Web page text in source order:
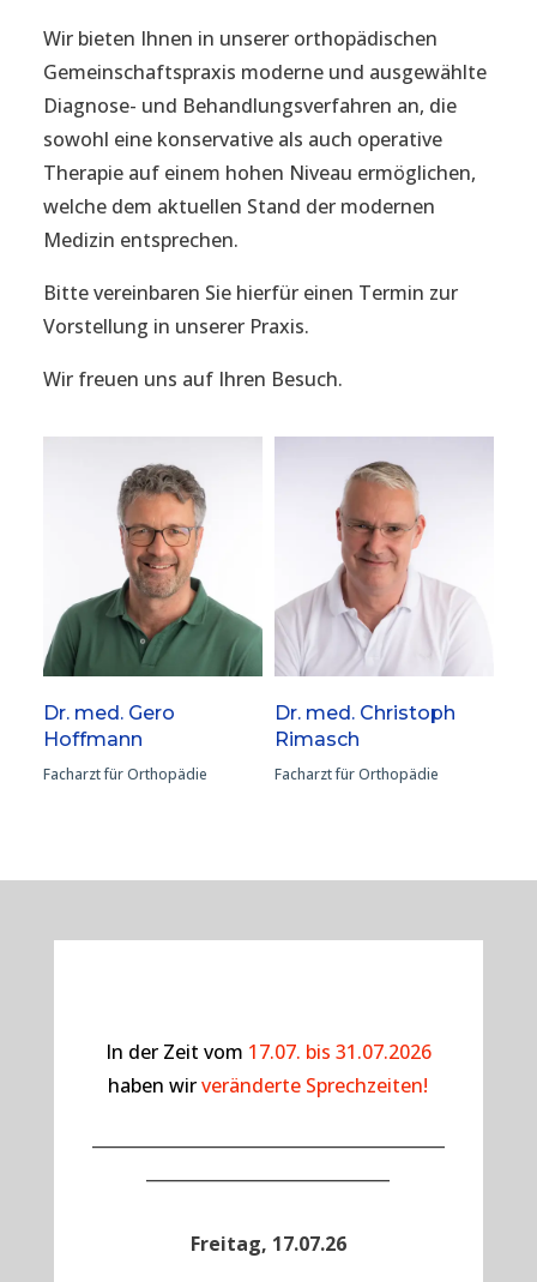
Wir bieten Ihnen in unserer orthopädischen
Gemeinschaftspraxis moderne und ausgewählte
Diagnose- und Behandlungsverfahren an, die
sowohl eine konservative als auch operative
Therapie auf einem hohen Niveau ermöglichen,
welche dem aktuellen Stand der modernen
Medizin entsprechen.
Bitte vereinbaren Sie hierfür einen Termin zur
Vorstellung in unserer Praxis.
Wir freuen uns auf Ihren Besuch.
Dr. med. Gero
Hoffmann
Facharzt für Orthopädie
Dr. med. Christoph
Rimasch
Facharzt für Orthopädie
In der Zeit vom 17.07. bis 31.07.2026
haben wirveränderte Sprechzeiten!
Freitag, 17.07.26